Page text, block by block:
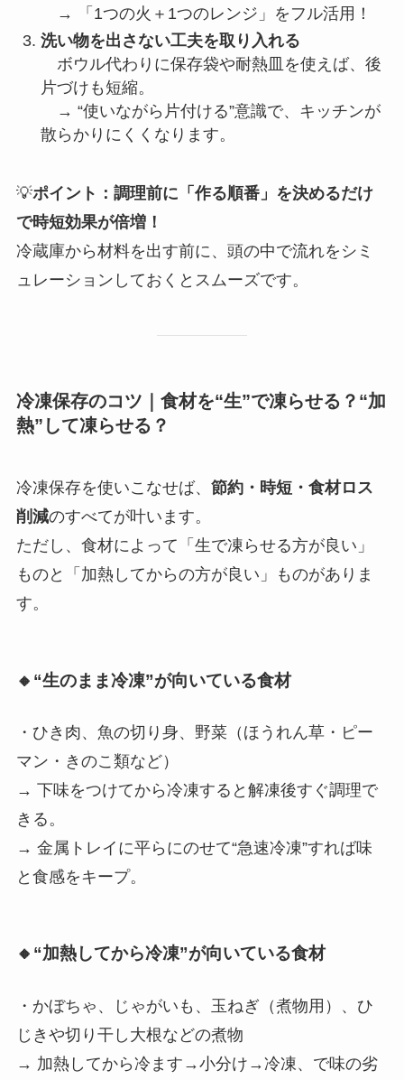
→ 「1つの火＋1つのレンジ」をフル活用！
洗い物を出さない工夫を取り入れる
ボウル代わりに保存袋や耐熱皿を使えば、後
片づけも短縮。
→ “使いながら片付ける”意識で、キッチンが
散らかりにくくなります。
💡ポイント：調理前に「作る順番」を決めるだけ
で時短効果が倍増！
冷蔵庫から材料を出す前に、頭の中で流れをシミ
ュレーションしておくとスムーズです。
冷凍保存のコツ｜食材を“生”で凍らせる？“加
熱”して凍らせる？
冷凍保存を使いこなせば、 節約・時短・食材ロス
削減のすべてが叶います。
ただし、食材によって「生で凍らせる方が良い」
ものと「加熱してからの方が良い」ものがありま
す。
🔸“生のまま冷凍”が向いている食材
・ひき肉、魚の切り身、野菜（ほうれん草・ピー
マン・きのこ類など）
→ 下味をつけてから冷凍すると解凍後すぐ調理で
きる。
→ 金属トレイに平らにのせて“急速冷凍”すれば味
と食感をキープ。
🔸“加熱してから冷凍”が向いている食材
・かぼちゃ、じゃがいも、玉ねぎ（煮物用）、ひ
じきや切り干し大根などの煮物
→ 加熱してから冷ます→小分け→冷凍、で味の劣